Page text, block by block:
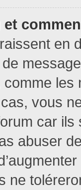
et
en
vous
car ils
abuser
ne